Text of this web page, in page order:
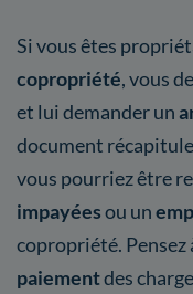
Si vous êtes
copropriété, vous
et lui demander un
document
vous pourriez être
impayéesou un
copropriété. Pensez
paiementdes